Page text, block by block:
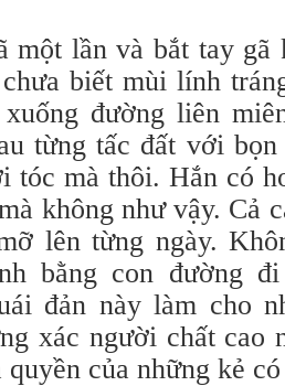
một lần và bắt tay gã
biết mùi lính
đường liên
từng tấc đất với
tóc mà thôi. Hắn có
không như vậy. Cả
lên từng ngày.
bằng con đường
đản này làm cho
xác người chất cao
của những kẻ